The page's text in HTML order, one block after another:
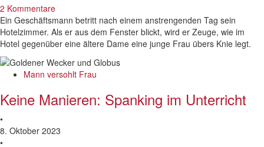
2 Kommentare
Ein Geschäftsmann betritt nach einem anstrengenden Tag sein
Hotelzimmer. Als er aus dem Fenster blickt, wird er Zeuge, wie im
Hotel gegenüber eine ältere Dame eine junge Frau übers Knie legt.
Mann versohlt Frau
Keine Manieren: Spanking im Unterricht
•
8. Oktober 2023
•